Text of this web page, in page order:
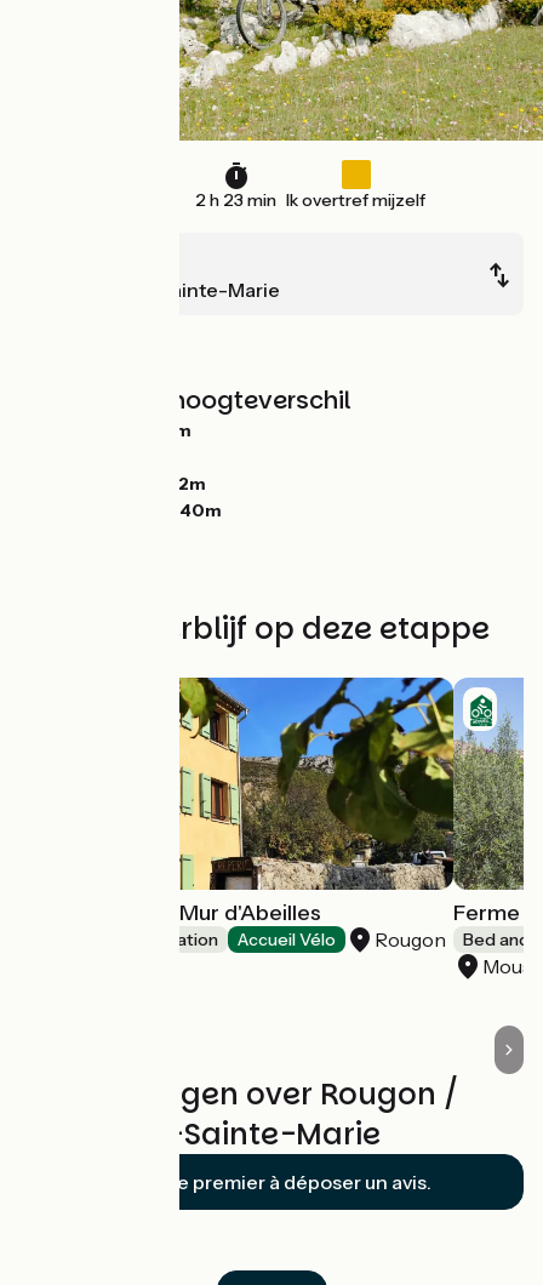
2 h 23 min Ik overtref mijzelf
Moustiers-Sainte-Marie
Hellingen en hoogteverschil
1052m
572m
1540m
Vind uw verblijf op deze etappe
Gîte d'étape Le Mur d'Abeilles
Group accommodation Accueil Vélo Rougon
Ferme
Bed and
Beoordelingen over Rougon /
Moustiers-Sainte-Marie
Soyez le premier à déposer un avis.